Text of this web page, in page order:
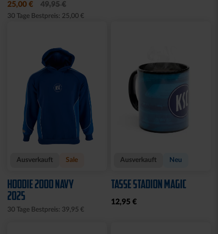
25,00 € 49,95 €
30 Tage Bestpreis: 25,00 €
Ausverkauft Sale
HOODIE 2000 NAVY
2025
30 Tage Bestpreis: 39,95 €
Ausverkauft Neu
TASSE STADION MAGIC
12,95 €